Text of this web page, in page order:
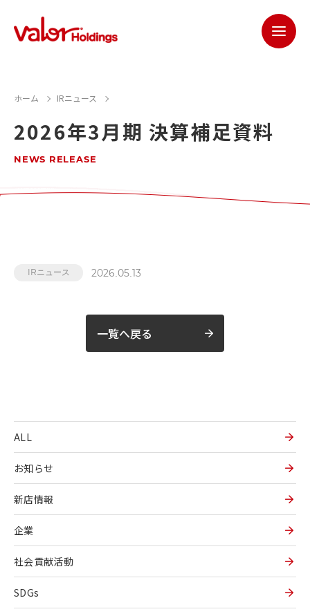
ホーム IRニュース
2026年3月期 決算補足資料
NEWS RELEASE
ALL
お知らせ
新店情報
企業
社会貢献活動
SDGs
IRニュース 2026.05.13
一覧へ戻る